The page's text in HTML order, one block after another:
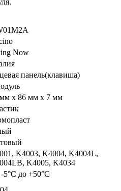
Now
панель(клавиша)
x 86 мм x 7 мм
K4003, K4004, K4004L,
K4005, K4034
5°C до +50°C